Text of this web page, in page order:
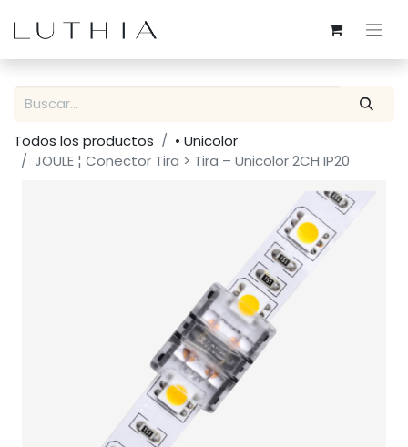
Todos los productos
• Unicolor
JOULE ¦ Conector Tira > Tira – Unicolor 2CH IP20